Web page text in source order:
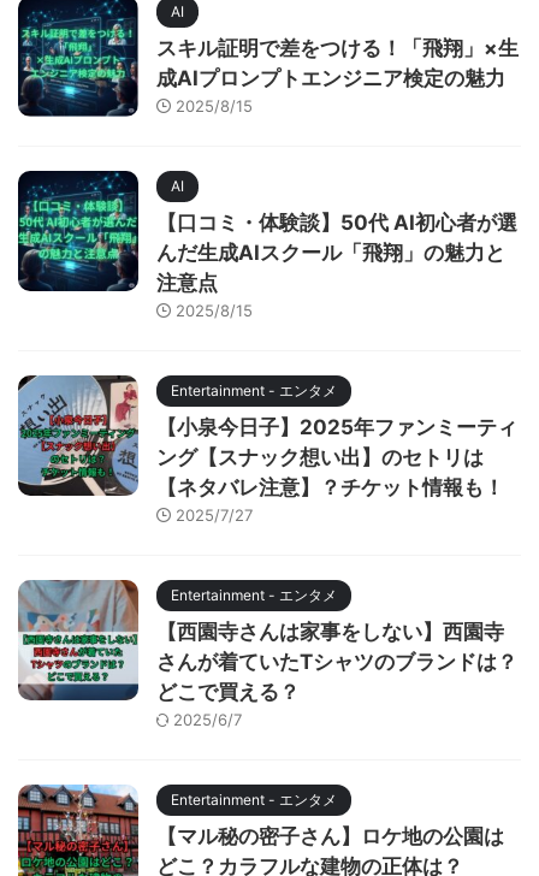
AI
スキル証明で差をつける！「飛翔」×生
成AIプロンプトエンジニア検定の魅力
2025/8/15
AI
【口コミ・体験談】50代 AI初心者が選
んだ生成AIスクール「飛翔」の魅力と
注意点
2025/8/15
Entertainment - エンタメ
【小泉今日子】2025年ファンミーティ
ング【スナック想い出】のセトリは
【ネタバレ注意】？チケット情報も！
2025/7/27
Entertainment - エンタメ
【西園寺さんは家事をしない】西園寺
さんが着ていたTシャツのブランドは？
どこで買える？
2025/6/7
Entertainment - エンタメ
【マル秘の密子さん】ロケ地の公園は
どこ？カラフルな建物の正体は？